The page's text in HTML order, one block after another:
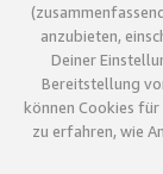
anzubieten,
Deiner
Bereitstellung
können Cookies
zu erfahren, wie